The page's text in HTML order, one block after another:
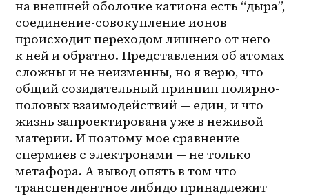
на внешней оболочке катиона есть “дыра”,
соединение-совокупление ионов
происходит переходом лишнего от него
к ней и обратно. Представления об атомах
сложны и не неизменны, но я верю, что
общий созидательный принцип полярно-
половых взаимодействий — един, и что
жизнь запроектирована уже в неживой
материи. И поэтому мое сравнение
спермиев с электронами — не только
метафора. А вывод опять в том что
трансцендентное либидо принадлежит